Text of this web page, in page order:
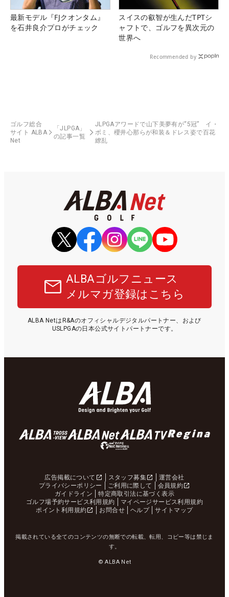
最新モデル『FJクオンタム』
を石井良介プロがチェック
スイスの叡智が生んだTPTシ
ャフトで、ゴルフを異次元の
世界へ
Recommended by
ゴルフ総合
サイト ALBA
Net
「JLPGA」
の記事一覧
JLPGAアワードで山下美夢有が“5冠” イ・
ボミ、櫻井心那らが和装＆ドレス姿で百花
繚乱
ALBAゴルフニュース
メルマガ登録はこちら
ALBA NetはR&Aのオフィシャルデジタルパートナー、および
USLPGAの日本公式サイトパートナーです。
広告掲載について スタッフ募集
運営会社
プライバシーポリシー
ご利用に際して
会員規約
ガイドライン
特定商取引法に基づく表示
ゴルフ場予約サービス利用規約
マイページサービス利用規約
ポイント利用規約
お問合せ ヘルプ サイトマップ
掲載されている全てのコンテンツの無断での転載、転用、コピー等は禁じま
す。
© ALBA Net